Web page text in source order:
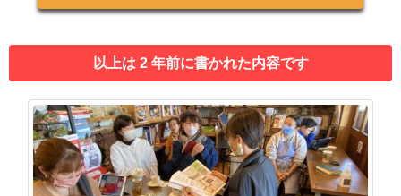
以上は 2 年前に書かれた内容です